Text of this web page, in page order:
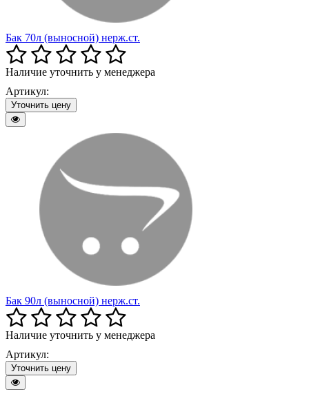
Бак 70л (выносной) нерж.ст.
Наличие уточнить у менеджера
Артикул:
Уточнить цену
Бак 90л (выносной) нерж.ст.
Наличие уточнить у менеджера
Артикул:
Уточнить цену